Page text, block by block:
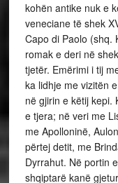
kohën antike nuk e
veneciane të shek
Capo di Paolo (shq.
romak e deri në
tjetër. Emërimi i tij
ka lidhje me vizitën
në gjirin e këtij kepi.
e tjera; në veri me
me Apolloninë,
përtej detit, me
Dyrrahut. Në portin
shqiptarë kanë